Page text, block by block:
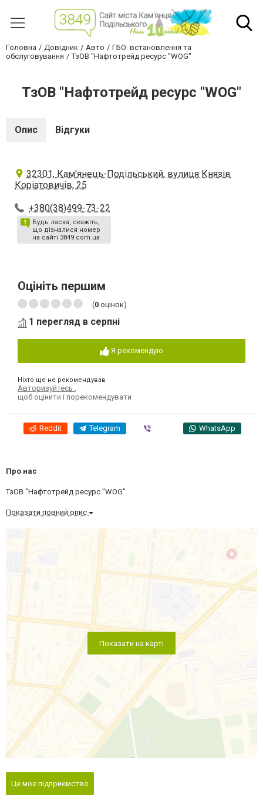
Головна Довідник Авто
ГБО: встановлення та
обслуговування
ТзОВ "Нафтотрейд ресурс "WOG"
ТзОВ "Нафтотрейд ресурс "WOG"
Опис Відгуки
32301, Кам'янець-Подільський, вулиця Князів
Коріатовичів, 25
+380(38)499-73-22
Будь ласка, скажіть,
що дізналися номер
на сайті 3849.com.ua
Оцініть першим
(0 оцінок)
1 перегляд в серпні
Я рекомендую
Ніхто ще не рекомендував
Авторизуйтесь
щоб оцінити і порекомендувати
Reddit Telegram WhatsApp
Про нас
ТзОВ "Нафтотрейд ресурс "WOG"
Показати повний опис
Показати на карті
Це моє підприємство